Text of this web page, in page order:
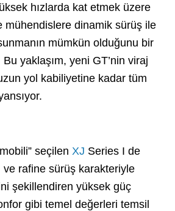
hızlarda kat etmek üzere
mühendislere dinamik sürüş ile
mümkün olduğunu bir
yaklaşım, yeni GT’nin viraj
yol kabiliyetine kadar tüm
seçilen XJ Series I de
ve rafine sürüş karakteriyle
şekillendiren yüksek güç
gibi temel değerleri temsil